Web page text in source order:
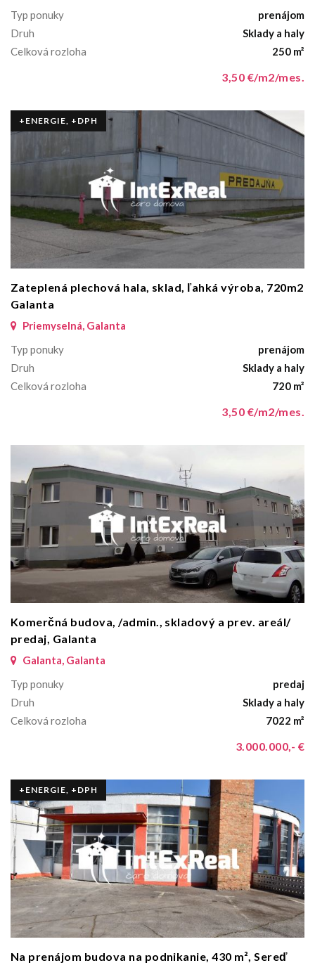
Typ ponuky
prenájom
Druh
Sklady a haly
Celková rozloha
250 m²
3,50 €/m2/mes.
+ENERGIE, +DPH
Zateplená plechová hala, sklad, ľahká výroba, 720m2
Galanta
Priemyselná, Galanta
Typ ponuky
prenájom
Druh
Sklady a haly
Celková rozloha
720 m²
3,50 €/m2/mes.
Komerčná budova, /admin., skladový a prev. areál/
predaj, Galanta
Galanta, Galanta
Typ ponuky
predaj
Druh
Sklady a haly
Celková rozloha
7022 m²
3.000.000,- €
+ENERGIE, +DPH
Na prenájom budova na podnikanie, 430 m², Sereď